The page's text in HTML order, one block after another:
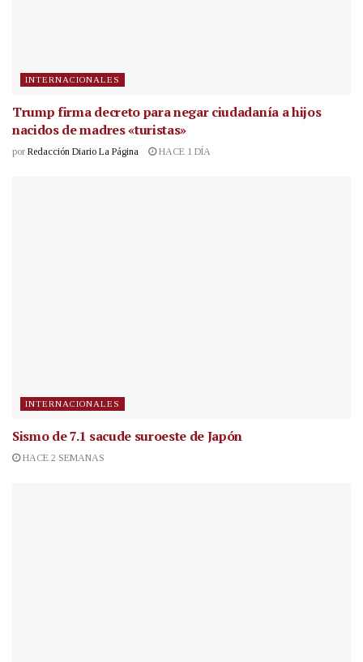
INTERNACIONALES
Trump firma decreto para negar ciudadanía a hijos
nacidos de madres «turistas»
por Redacción Diario La Página HACE 1 DÍA
INTERNACIONALES
Sismo de 7.1 sacude suroeste de Japón
HACE 2 SEMANAS